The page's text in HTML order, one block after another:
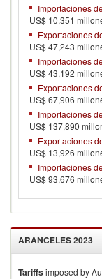
Importaciones
US$ 10,351
Exportaciones
US$ 47,243
Importaciones
US$ 43,192
Exportaciones
US$ 67,906
Importaciones
US$ 137,890
Exportaciones
US$ 13,926
Importaciones
US$ 93,676
ARANCELES2023
Tariffsimposed by